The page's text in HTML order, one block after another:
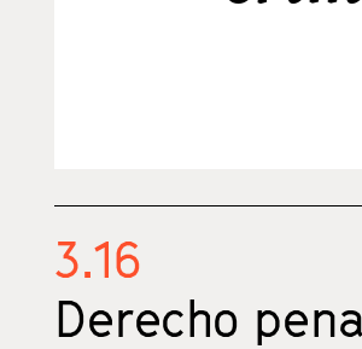
3.16
Derecho